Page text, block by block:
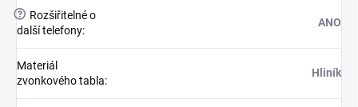
?
Rozšiřitelné o
další telefony:
ANO
Materiál
zvonkového tabla:
Hliník